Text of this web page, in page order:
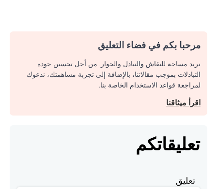
مرحبا بكم في فضاء التعليق
نريد مساحة للنقاش والتبادل والحوار. من أجل تحسين جودة
التبادلات بموجب مقالاتنا، بالإضافة إلى تجربة مساهمتك، ندعوك
لمراجعة قواعد الاستخدام الخاصة بنا.
اقرأ ميثاقنا
تعليقاتكم
تعليق